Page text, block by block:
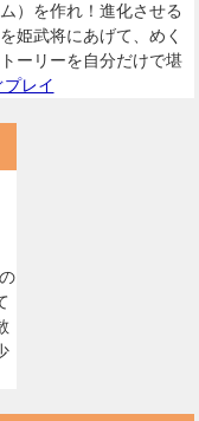
）を作れ！進化させる
姫武将にあげて、めく
ーリーを自分だけで堪
レイ